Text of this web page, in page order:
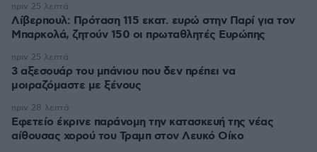
Λίβερπουλ: Πρόταση 115 εκατ. ευρώ στην Παρί για τον
Μπαρκολά, ζητούν 150 οι πρωταθλητές Ευρώπης
πριν 25 λεπτά
3 αξεσουάρ του μπάνιου που δεν πρέπει να
μοιραζόμαστε με ξένους
πριν 25 λεπτά
Εφετείο έκρινε παράνομη την κατασκευή της νέας
αίθουσας χορού του Τραμπ στον Λευκό Οίκο
πριν 28 λεπτά